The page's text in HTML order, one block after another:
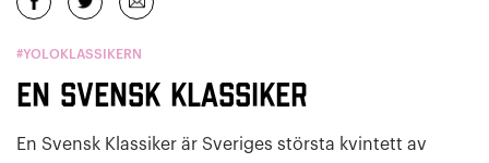
#YOLOKLASSIKERN
En Svensk Klassiker
En Svensk Klassiker är Sveriges största kvintett av